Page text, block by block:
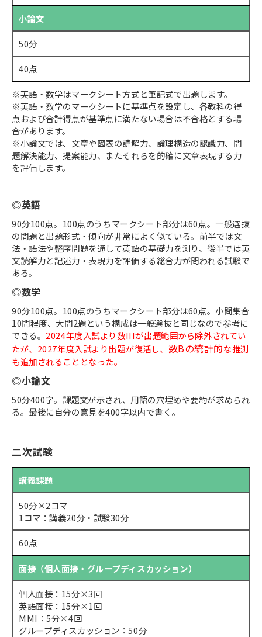
小論文
50分
40点
※英語・数学はマークシート方式と筆記式で出題します。
※英語・数学のマークシートに基準点を設定し、各教科の得
点および合計得点が基準点に満たない場合は不合格とする場
合があります。
※小論文では、文章や図表の読解力、論理構造の認識力、問
題解決能力、提案能力、またそれらを的確に文章表現する力
を評価します。
◎英語
90分100点。100点のうちマークシート部分は60点。一般選抜
の問題と出題形式・傾向が非常によく似ている。前半では文
法・語法や整序問題を通して英語の基礎力を測り、後半では英
文読解力と記述力・表現力を評価する総合力が問われる試験で
ある。
◎数学
90分100点。100点のうちマークシート部分は60点。小問集合
10問程度、大問2題という構成は一般選抜と同じなので参考に
できる。 2024年度入試より数IIIが出題範囲から除外されてい
たが、2027年度入試より出題が復活し、 数Bの統計的な推測
も追加されることとなった。
◎小論文
50分400字。課題文が示され、用語の穴埋めや要約が求められ
る。最後に自分の意見を400字以内で書く。
二次試験
講義課題
50分×2コマ
1コマ：講義20分・試験30分
60点
面接（個人面接・グループディスカッション）
個人面接：15分×3回
英語面接：15分×1回
MMI：5分×4回
グループディスカッション：50分